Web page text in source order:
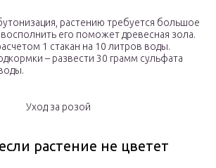
растению требуется большое
восполнить его поможет древесная зола.
1 стакан на 10 литров воды.
– развести 30 грамм сульфата
Уход за розой
растение не цветет